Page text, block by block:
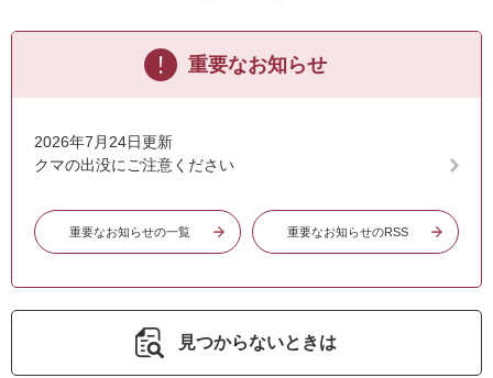
重要なお知らせ
2026年7月24日更新
クマの出没にご注意ください
重要なお知らせの一覧 重要なお知らせのRSS
見つからないときは